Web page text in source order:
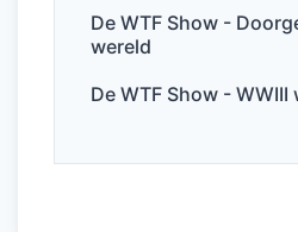
De WTF Show -
wereld
De WTF Show - WWIII